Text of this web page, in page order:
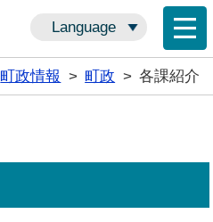
Language
町政情報 > 町政 > 各課紹介